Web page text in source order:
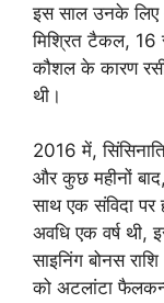
इस साल उनके लिए
मिश्रित टैकल, 16
कौशल के कारण
थी।
2016 में,
और कुछ महीनों
साथ एक संविदा पर
अवधि एक वर्ष
साइनिंग बोनस
को अटलांटा